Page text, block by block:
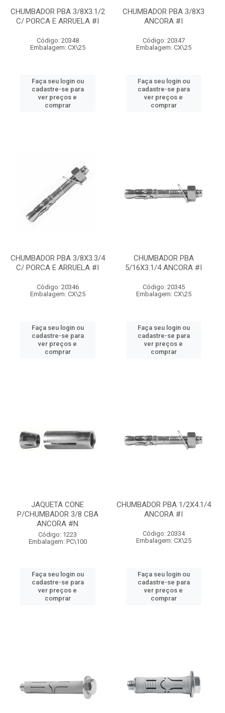
CHUMBADOR PBA 3/8X3.1/2
C/ PORCA E ARRUELA #I
Código: 20348
Embalagem: CX\25
Faça seu login ou
cadastre-se para
ver preços e
comprar
CHUMBADOR PBA 3/8X3
ANCORA #I
Código: 20347
Embalagem: CX\25
Faça seu login ou
cadastre-se para
ver preços e
comprar
CHUMBADOR PBA 3/8X3.3/4
C/ PORCA E ARRUELA #I
Código: 20346
Embalagem: CX\25
Faça seu login ou
cadastre-se para
ver preços e
comprar
CHUMBADOR PBA
5/16X3.1/4 ANCORA #I
Código: 20345
Embalagem: CX\25
Faça seu login ou
cadastre-se para
ver preços e
comprar
JAQUETA CONE
P/CHUMBADOR 3/8 CBA
ANCORA #N
Código: 1223
Embalagem: PC\100
Faça seu login ou
cadastre-se para
ver preços e
comprar
CHUMBADOR PBA 1/2X4.1/4
ANCORA #I
Código: 20334
Embalagem: CX\25
Faça seu login ou
cadastre-se para
ver preços e
comprar